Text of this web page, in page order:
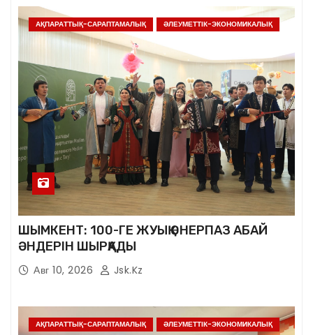
АҚПАРАТТЫҚ-САРАПТАМАЛЫҚ ӘЛЕУМЕТТІК-ЭКОНОМИКАЛЫҚ
ШЫМКЕНТ: 100-ГЕ ЖУЫҚ ӨНЕРПАЗ АБАЙ
ӘНДЕРІН ШЫРҚАДЫ
Авг 10, 2026 Jsk.kz
АҚПАРАТТЫҚ-САРАПТАМАЛЫҚ ӘЛЕУМЕТТІК-ЭКОНОМИКАЛЫҚ